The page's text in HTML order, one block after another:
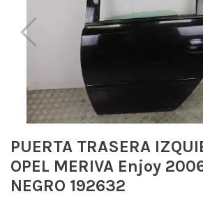
PUERTA TRASERA
OPEL MERIVA Enjoy
NEGRO 192632